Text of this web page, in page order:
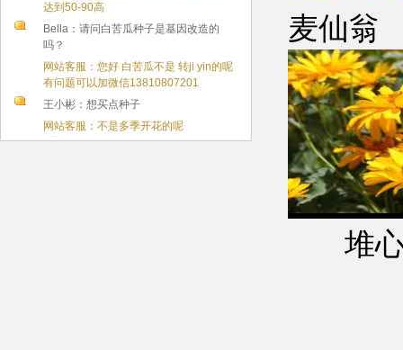
达到50-90高
Bella：请问白苦瓜种子是基因改造的
吗？
网站客服：您好 白苦瓜不是 转ji yin的呢
有问题可以加微信13810807201
王小彬：想买点种子
网站客服：不是多季开花的呢
麦